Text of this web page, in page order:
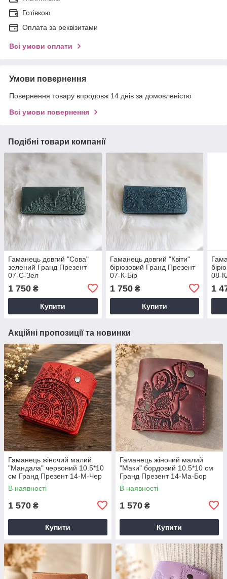
Готівкою
Оплата за реквізитами
Всі умови оплати
Умови повернення
Повернення товару впродовж 14 днів за домовленістю
Всі умови повернення
Подібні товари компанії
Гаманець довгий "Сова"
зелений Гранд Презент
07-С-Зел
1 750 ₴
Купити
Гаманець довгий "Квіти"
бірюзовий Гранд Презент
07-К-Бір
1 750₴
Купити
08-
1
Акційні пропозиції та новинки
Гаманець жіночий малий
"Мандала" червоний 10.5*10
см Гранд Презент 14-М-Чер
В наявності
1 570 ₴
Купити
Гаманець жіночий малий
"Маки" бордовий 10.5*10 см
Гранд Презент 14-Ма-Бор
В наявності
1 570 ₴
Купити